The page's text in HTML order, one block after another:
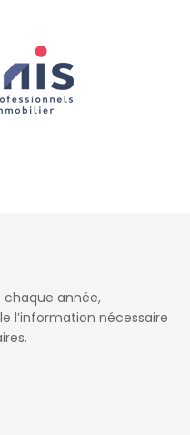
chaque année,
l’information nécessaire